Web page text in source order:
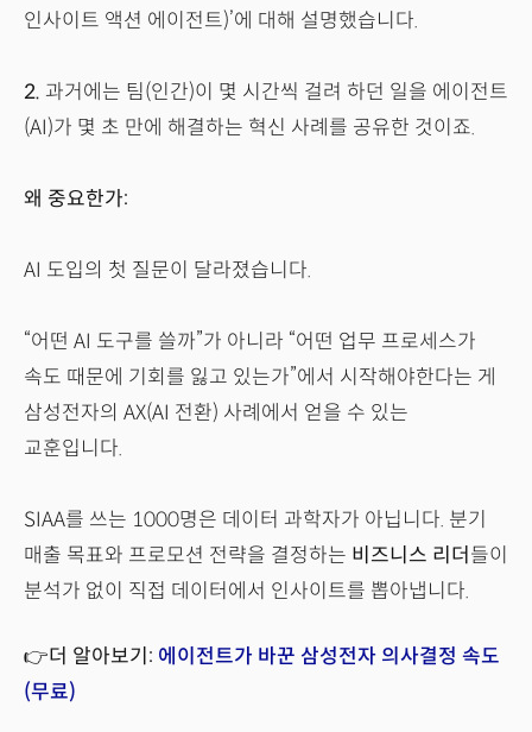
인사이트 액션 에이전트)’에 대해 설명했습니다.
2. 과거에는 팀(인간)이 몇 시간씩 걸려 하던 일을 에이전트
(AI)가 몇 초 만에 해결하는 혁신 사례를 공유한 것이죠.
왜 중요한가:
AI 도입의 첫 질문이 달라졌습니다.
“어떤 AI 도구를 쓸까”가 아니라 “어떤 업무 프로세스가
속도 때문에 기회를 잃고 있는가”에서 시작해야한다는 게
삼성전자의 AX(AI 전환) 사례에서 얻을 수 있는
교훈입니다.
SIAA를 쓰는 1000명은 데이터 과학자가 아닙니다. 분기
매출 목표와 프로모션 전략을 결정하는 비즈니스 리더 들이
분석가 없이 직접 데이터에서 인사이트를 뽑아냅니다.
👉더 알아보기: 에이전트가 바꾼 삼성전자 의사결정 속도
(무료)